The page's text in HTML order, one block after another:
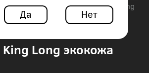
Да Нет
чехлов / Автобус / King Long
Long экокожа "Лексус"
Long экокожа